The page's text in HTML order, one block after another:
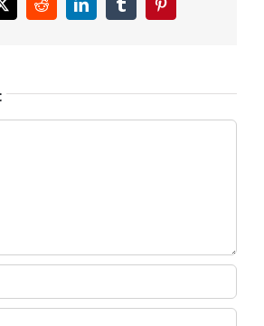
X RedditLinkedInTumblrPinterest